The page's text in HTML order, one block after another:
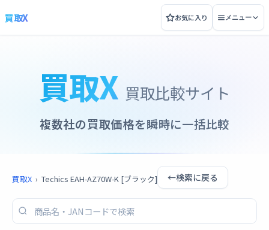
買取X お気に入り メニュー
買取X 買取比較サイト
複数社の買取価格を瞬時に一括比較
買取X › Techics EAH-AZ70W-K [ブラック] ←検索に戻る